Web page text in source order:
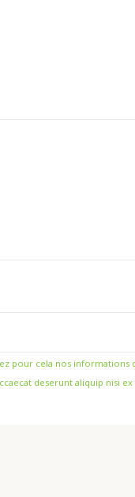
pour cela nos informations
deserunt aliquip nisi